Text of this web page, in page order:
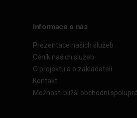
Informace o nás
Prezentace našich služeb
Ceník našich služeb
O projektu a o zakladateli
Kontakt
Možnosti bližší obchodní